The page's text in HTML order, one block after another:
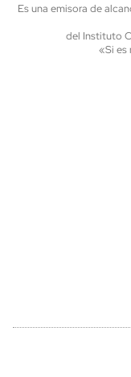
Es una emisora de
del Instituto
«Si es